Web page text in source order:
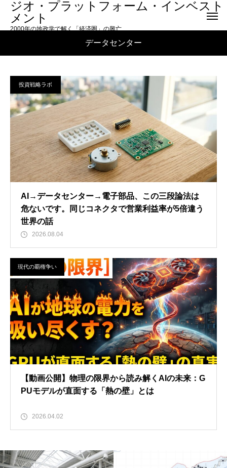
ジオ・プラットフォーム・インベスト
メント
2000年の地政学で解く「経済圏」の興亡
データセンター
投資戦略ラボ
AI→データセンター→電子部品、この三段論法は
危ないです。同じコネクタで営業利益率が5倍違う
世界の話
2026.08.04
現代の覇権争い
【動画公開】物理の限界から読み解くAIの未来：G
PUモデルが直面する「熱の壁」とは
2026.04.02